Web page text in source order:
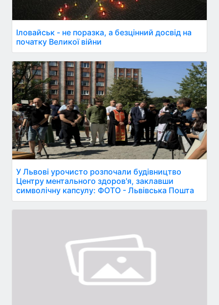
Іловайськ - не поразка, а безцінний досвід на
початку Великої війни
У Львові урочисто розпочали будівництво
Центру ментального здоров'я, заклавши
символічну капсулу: ФОТО - Львівська Пошта